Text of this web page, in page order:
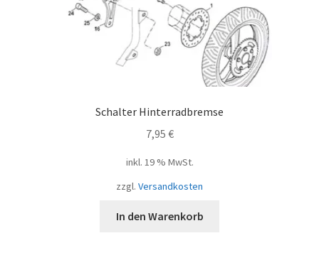
Schalter Hinterradbremse
7,95 €
inkl. 19 % MwSt.
zzgl. Versandkosten
In den Warenkorb